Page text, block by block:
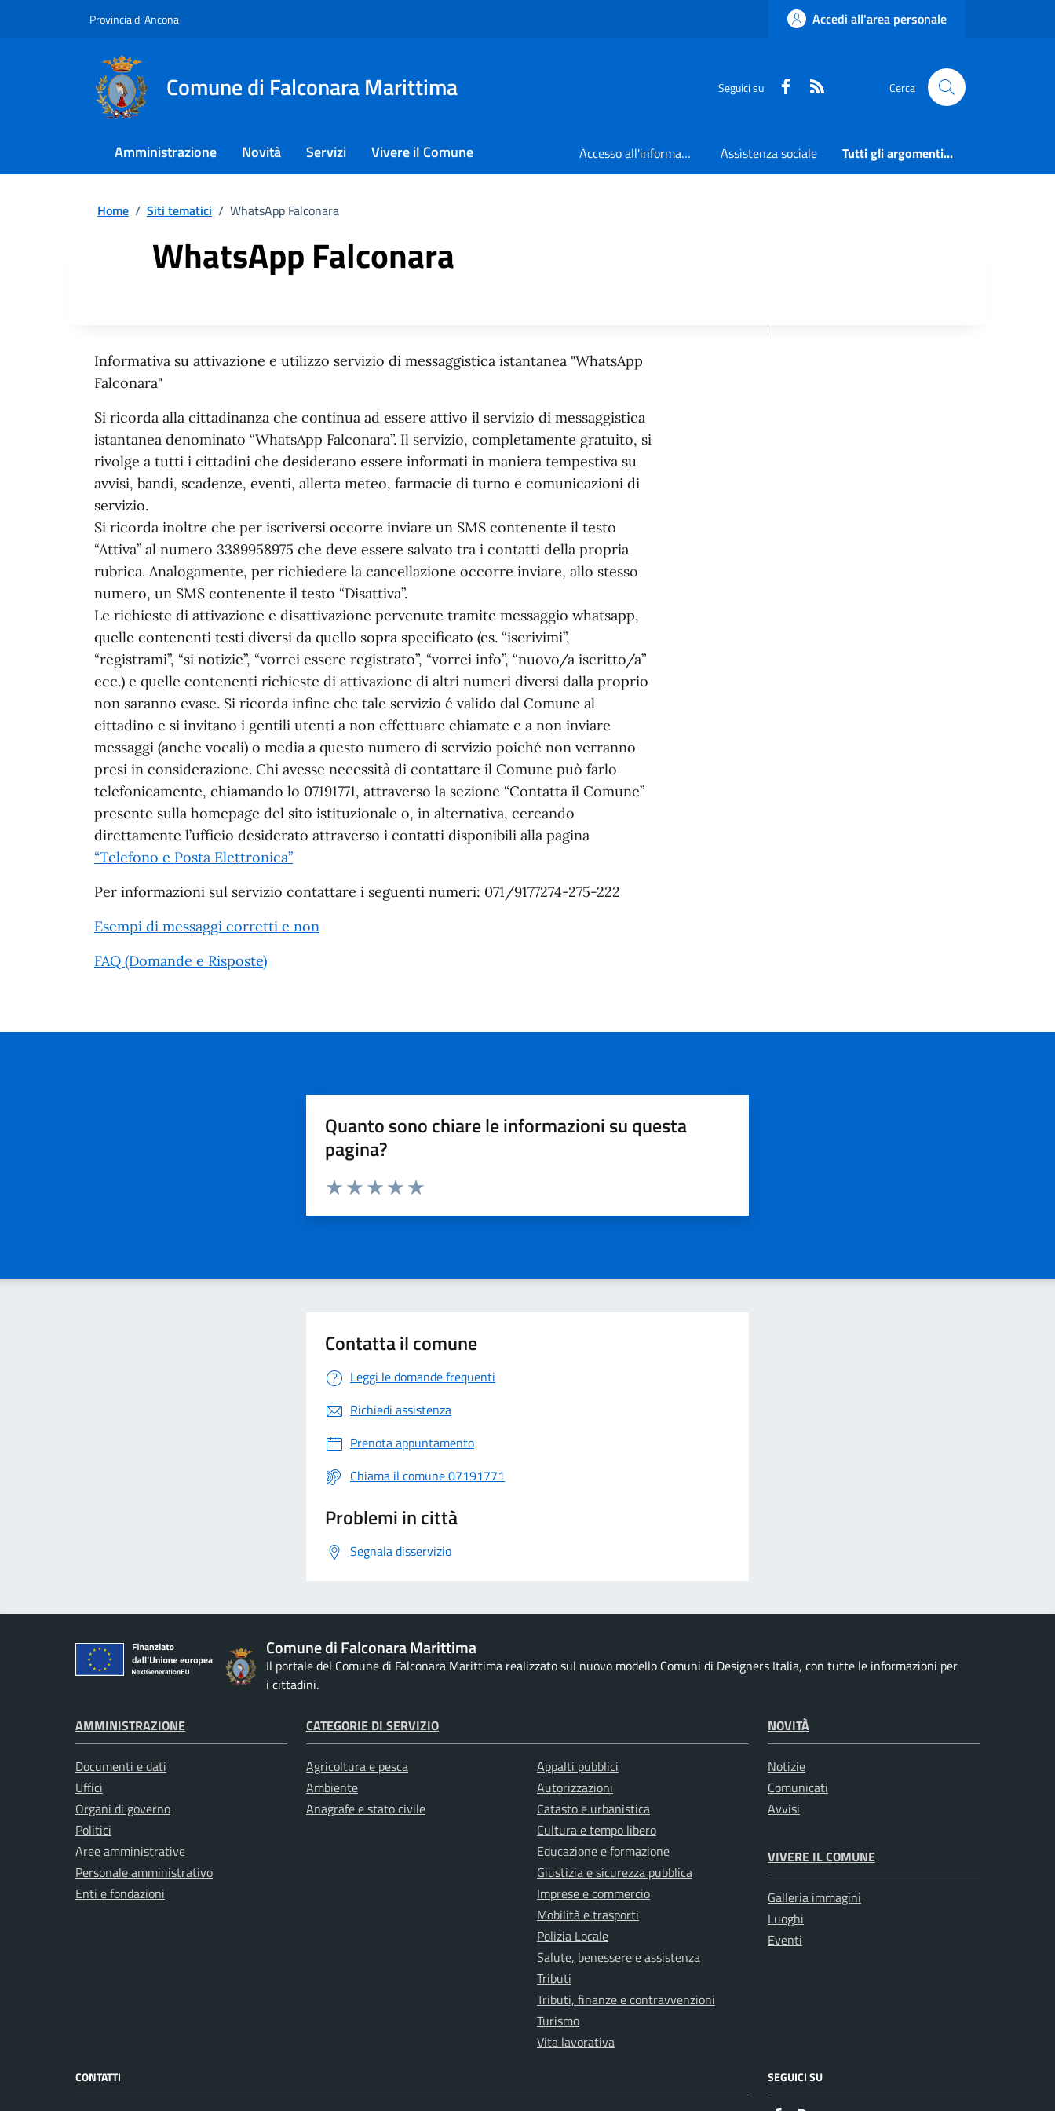
Provincia di Ancona Accedi all'area personale
Comune di Falconara Marittima Seguici su Faceboook Cerca
Amministrazione Novità Servizi Vivere il Comune Accesso all'informazione Assistenza sociale Tutti gli argomenti...
Home / Siti tematici / WhatsApp Falconara
WhatsApp Falconara
Informativa su attivazione e utilizzo servizio di messaggistica istantanea "WhatsApp
Falconara"
Si ricorda alla cittadinanza che continua ad essere attivo il servizio di messaggistica
istantanea denominato “WhatsApp Falconara”. Il servizio, completamente gratuito, si
rivolge a tutti i cittadini che desiderano essere informati in maniera tempestiva su
avvisi, bandi, scadenze, eventi, allerta meteo, farmacie di turno e comunicazioni di
servizio.
Si ricorda inoltre che per iscriversi occorre inviare un SMS contenente il testo
“Attiva” al numero 3389958975 che deve essere salvato tra i contatti della propria
rubrica. Analogamente, per richiedere la cancellazione occorre inviare, allo stesso
numero, un SMS contenente il testo “Disattiva”.
Le richieste di attivazione e disattivazione pervenute tramite messaggio whatsapp,
quelle contenenti testi diversi da quello sopra specificato (es. “iscrivimi”,
“registrami”, “si notizie”, “vorrei essere registrato”, “vorrei info”, “nuovo/a iscritto/a”
ecc.) e quelle contenenti richieste di attivazione di altri numeri diversi dalla proprio
non saranno evase. Si ricorda infine che tale servizio é valido dal Comune al
cittadino e si invitano i gentili utenti a non effettuare chiamate e a non inviare
messaggi (anche vocali) o media a questo numero di servizio poiché non verranno
presi in considerazione. Chi avesse necessità di contattare il Comune può farlo
telefonicamente, chiamando lo 07191771, attraverso la sezione “Contatta il Comune”
presente sulla homepage del sito istituzionale o, in alternativa, cercando
direttamente l’ufficio desiderato attraverso i contatti disponibili alla pagina
“Telefono e Posta Elettronica”
Per informazioni sul servizio contattare i seguenti numeri: 071/9177274-275-222
Esempi di messaggi corretti e non
FAQ (Domande e Risposte)
Quanto sono chiare le informazioni su questa
pagina?
Valuta da 1 a 5 stelle la pagina
Contatta il comune
Leggi le domande frequenti
Richiedi assistenza
Prenota appuntamento
Chiama il comune 07191771
Problemi in città
Segnala disservizio
Comune di Falconara Marittima
Il portale del Comune di Falconara Marittima realizzato sul nuovo modello Comuni di Designers Italia, con tutte le informazioni per
i cittadini.
AMMINISTRAZIONE
Documenti e dati
Uffici
Organi di governo
Politici
Aree amministrative
Personale amministrativo
Enti e fondazioni
CATEGORIE DI SERVIZIO
Agricoltura e pesca
Ambiente
Anagrafe e stato civile
Appalti pubblici
Autorizzazioni
Catasto e urbanistica
Cultura e tempo libero
Educazione e formazione
Giustizia e sicurezza pubblica
Imprese e commercio
Mobilità e trasporti
Polizia Locale
Salute, benessere e assistenza
Tributi
Tributi, finanze e contravvenzioni
Turismo
Vita lavorativa
NOVITÀ
Notizie
Comunicati
Avvisi
VIVERE IL COMUNE
Galleria immagini
Luoghi
Eventi
CONTATTI SEGUICI SU